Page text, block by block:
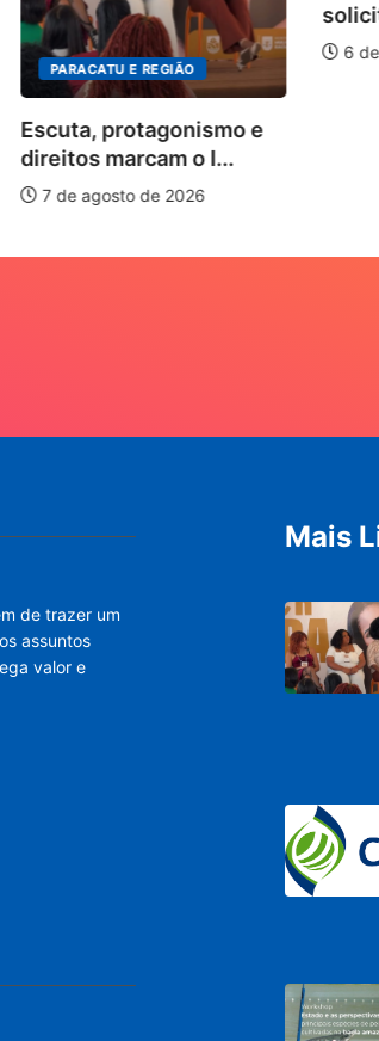
PARACATU E REGIÃO
Escuta, protagonismo e
direitos marcam o I...
7 de agosto de 2026
6
de trazer um
assuntos
valor e
Mais